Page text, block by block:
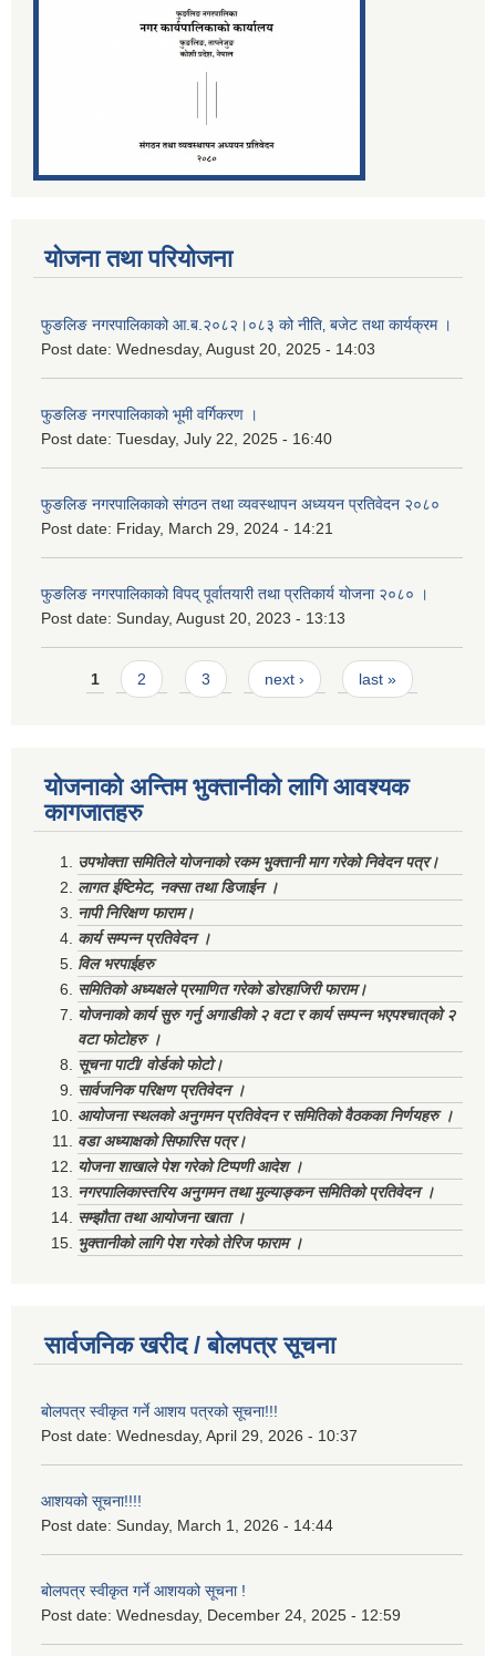
योजना तथा परियोजना
फुङलिङ नगरपालिकाको आ.ब.२०८२।०८३ को नीति‚ बजेट तथा कार्यक्रम ।
Post date: Wednesday, August 20, 2025 - 14:03
फुङलिङ नगरपालिकाको भूमी वर्गिकरण ।
Post date: Tuesday, July 22, 2025 - 16:40
फुङलिङ नगरपालिकाको संगठन तथा व्यवस्थापन अध्ययन प्रतिवेदन २०८०
Post date: Friday, March 29, 2024 - 14:21
फुङलिङ नगरपालिकाको विपद् पूर्वातयारी तथा प्रतिकार्य योजना २०८० ।
Post date: Sunday, August 20, 2023 - 13:13
Pages
1 2 3 next › last »
योजनाको अन्तिम भुक्तानीको लागि आवश्यक
कागजातहरु
उपभोक्ता समितिले योजनाको रकम भुक्तानी माग गरेको निवेदन पत्र।
लागत ईष्टिमेट, नक्सा तथा डिजाईन ।
नापी निरिक्षण फाराम।
कार्य सम्पन्न प्रतिवेदन ।
विल भरपाईहरु
समितिको अध्यक्षले प्रमाणित गरेको डोरहाजिरी फाराम।
योजनाको कार्य सुरु गर्नु अगाडीको २ वटा र कार्य सम्पन्न भएपश्चात्‌को २
वटा फोटोहरु ।
सूचना पाटी/ वोर्डको फोटो।
सार्वजनिक परिक्षण प्रतिवेदन ।
आयोजना स्थलको अनुगमन प्रतिवेदन र समितिको वैठकका निर्णयहरु ।
वडा अध्याक्षको सिफारिस पत्र।
योजना शाखाले पेश गरेको टिप्पणी आदेश ।
नगरपालिकास्तरिय अनुगमन तथा मुल्याङ्कन समितिको प्रतिवेदन ।
सम्झौता तथा आयोजना खाता ।
भुक्तानीको लागि पेश गरेको तेरिज फाराम ।
सार्वजनिक खरीद / बोलपत्र सूचना
बोलपत्र स्वीकृत गर्ने आशय पत्रको सूचना!!!
Post date: Wednesday, April 29, 2026 - 10:37
आशयको सूचना!!!!
Post date: Sunday, March 1, 2026 - 14:44
बोलपत्र स्वीकृत गर्ने आशयको सूचना !
Post date: Wednesday, December 24, 2025 - 12:59